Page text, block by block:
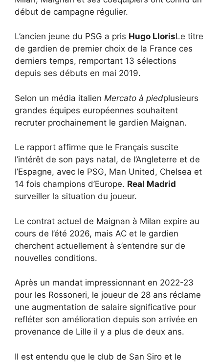
début de campagne régulier.
L’ancien jeune du PSG a pris Hugo LlorisLe titre
de gardien de premier choix de la France ces
derniers temps, remportant 13 sélections
depuis ses débuts en mai 2019.
Selon un média italien Mercato à piedplusieurs
grandes équipes européennes souhaitent
recruter prochainement le gardien Maignan.
Le rapport affirme que le Français suscite
l’intérêt de son pays natal, de l’Angleterre et de
l’Espagne, avec le PSG, Man United, Chelsea et
14 fois champions d’Europe. Real Madrid
surveiller la situation du joueur.
Le contrat actuel de Maignan à Milan expire au
cours de l’été 2026, mais AC et le gardien
cherchent actuellement à s’entendre sur de
nouvelles conditions.
Après un mandat impressionnant en 2022-23
pour les Rossoneri, le joueur de 28 ans réclame
une augmentation de salaire significative pour
refléter son amélioration depuis son arrivée en
provenance de Lille il y a plus de deux ans.
Il est entendu que le club de San Siro et le